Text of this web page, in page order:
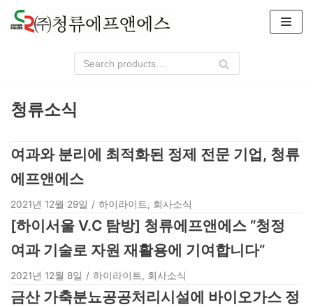
콘
텐
너
청류소식
여과와 분리에 최적화된 정제 전문 기업, 청류
에프앤에스
2021년 12월 29일 하이라이트, 회사소식
[하이서울 V.C 탐방] 청류에프앤에스 “청정
여과 기술로 자원 재활용에 기여합니다”
2021년 12월 8일 하이라이트, 회사소식
금산 가축분뇨공공처리시설에 바이오가스 정